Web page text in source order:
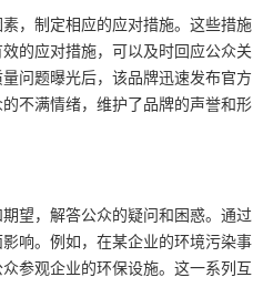
，制定相应的应对措施。这些措施
的应对措施，可以及时回应公众关
问题曝光后，该品牌迅速发布官方
不满情绪，维护了品牌的声誉和形
望，解答公众的疑问和困惑。通过
响。例如，在某企业的环境污染事
参观企业的环保设施。这一系列互